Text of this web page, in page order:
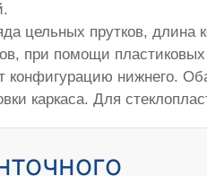
цельных прутков,
при помощи
конфигурацию нижнего.
каркаса. Для